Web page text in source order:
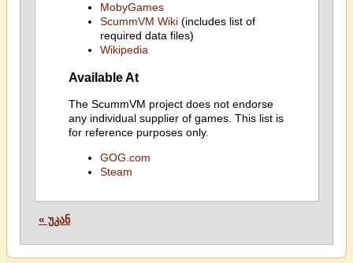
MobyGames
ScummVM Wiki(includes list of
required data files)
Wikipedia
Available At
The ScummVM project does not endorse
any individual supplier of games. This list is
for reference purposes only.
GOG.com
Steam
« უკან